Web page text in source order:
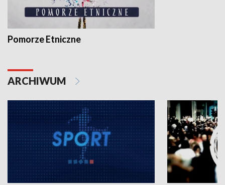
Pomorze Etniczne
ARCHIWUM